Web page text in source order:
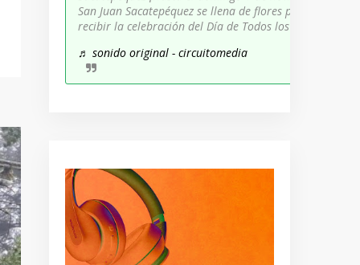
San Juan Sacatepéquez se llena de flores para
recibir la celebración del Día de Todos los Santos!
♬ sonido original - circuitomedia